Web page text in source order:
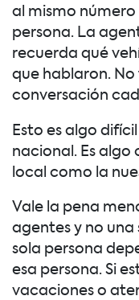
al mismo
persona. La
recuerda qué
que hablaron.
conversación
Esto es algo
nacional. Es
local como la
Vale la pena
agentes y no una
sola persona
esa persona. Si
vacaciones o